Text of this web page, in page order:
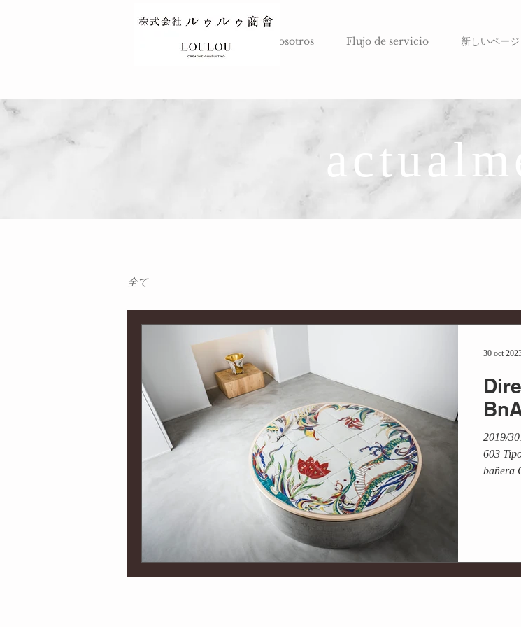
ARRIBA Sobre nosotros Flujo de servicio 新しいページ
全て
2019/
603
bañera
30 oct